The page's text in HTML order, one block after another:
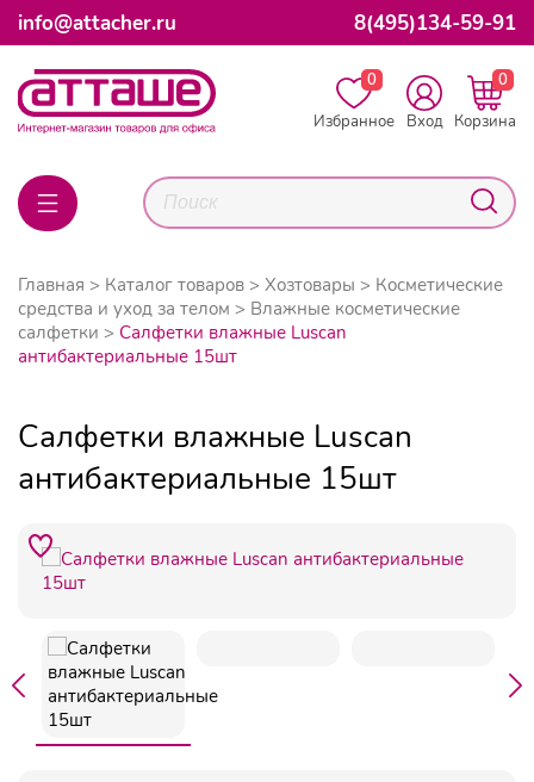
info@attacher.ru 8(495)134-59-91
0
Избранное
Вход
0
Корзина
Главная Каталог товаров Хозтовары
Косметические
средства и уход за телом
Влажные косметические
салфетки
Салфетки влажные Luscan
антибактериальные 15шт
Салфетки влажные Luscan
антибактериальные 15шт